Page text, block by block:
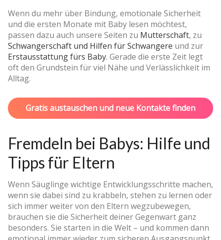
Wenn du mehr über Bindung, emotionale Sicherheit
und die ersten Monate mit Baby lesen möchtest,
passen dazu auch unsere Seiten zu Mutterschaft, zu
Schwangerschaft und Hilfen für Schwangere und zur
Erstausstattung fürs Baby. Gerade die erste Zeit legt
oft den Grundstein für viel Nähe und Verlässlichkeit im
Alltag.
Gratis austauschen und neue Kontakte finden
Fremdeln bei Babys: Hilfe und
Tipps für Eltern
Wenn Säuglinge wichtige Entwicklungsschritte machen,
wenn sie dabei sind zu krabbeln, stehen zu lernen oder
sich immer weiter von den Eltern wegzubewegen,
brauchen sie die Sicherheit deiner Gegenwart ganz
besonders. Sie starten in die Welt – und kommen dann